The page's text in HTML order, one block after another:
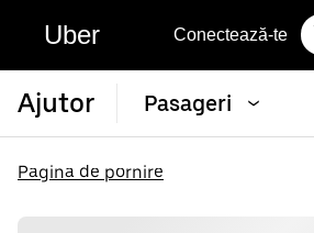
Uber Conectează-te
Ajutor Pasageri
Pagina de pornire